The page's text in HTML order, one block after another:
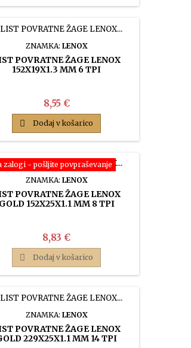
ZNAMKA: LENOX
POVRATNE ŽAGE LENOX
152X19X1.3 MM 6 TPI
Cena
8,55 €
 Dodaj v košarico
zalogi - pošljite povpraševanje
ZNAMKA: LENOX
POVRATNE ŽAGE LENOX
GOLD 152X25X1.1 MM 8 TPI
Cena
8,83 €
 Dodaj v košarico
ZNAMKA: LENOX
POVRATNE ŽAGE LENOX
229X25X1.1 MM 14 TPI